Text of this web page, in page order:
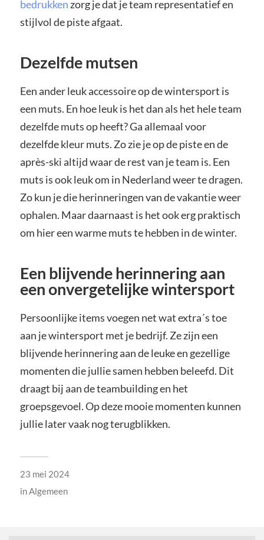
bedrukken zorg je dat je team representatief en
stijlvol de piste afgaat.
Dezelfde mutsen
Een ander leuk accessoire op de wintersport is
een muts. En hoe leuk is het dan als het hele team
dezelfde muts op heeft? Ga allemaal voor
dezelfde kleur muts. Zo zie je op de piste en de
après-ski altijd waar de rest van je team is. Een
muts is ook leuk om in Nederland weer te dragen.
Zo kun je die herinneringen van de vakantie weer
ophalen. Maar daarnaast is het ook erg praktisch
om hier een warme muts te hebben in de winter.
Een blijvende herinnering aan
een onvergetelijke wintersport
Persoonlijke items voegen net wat extra´s toe
aan je wintersport met je bedrijf. Ze zijn een
blijvende herinnering aan de leuke en gezellige
momenten die jullie samen hebben beleefd. Dit
draagt bij aan de teambuilding en het
groepsgevoel. Op deze mooie momenten kunnen
jullie later vaak nog terugblikken.
23 mei 2024
inAlgemeen